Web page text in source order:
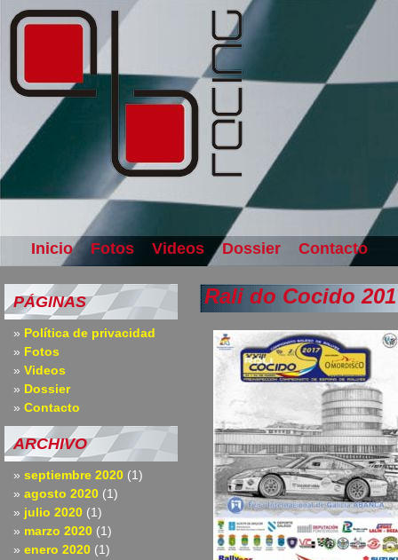
Inicio Fotos Videos Dossier Contacto
PÁGINAS
Política de privacidad
Fotos
Videos
Dossier
Contacto
ARCHIVO
septiembre 2020 (1)
agosto 2020 (1)
julio 2020 (1)
marzo 2020 (1)
enero 2020 (1)
Rali do Cocido